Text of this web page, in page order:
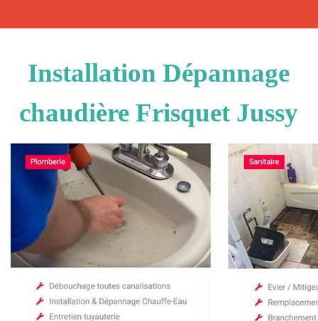
Installation Dépannage
chaudière Frisquet Jussy